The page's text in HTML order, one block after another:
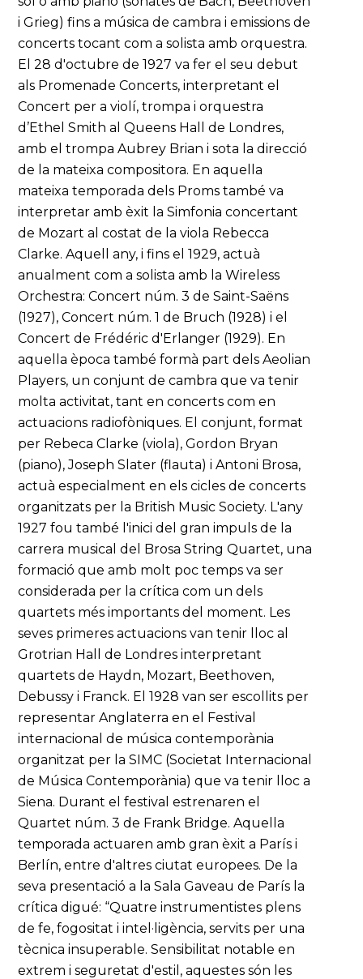
i Grieg) fins a música de cambra i emissions de
concerts tocant com a solista amb orquestra.
El 28 d'octubre de 1927 va fer el seu debut
als Promenade Concerts, interpretant el
Concert per a violí, trompa i orquestra
d’Ethel Smith al Queens Hall de Londres,
amb el trompa Aubrey Brian i sota la direcció
de la mateixa compositora. En aquella
mateixa temporada dels Proms també va
interpretar amb èxit la Simfonia concertant
de Mozart al costat de la viola Rebecca
Clarke. Aquell any, i fins el 1929, actuà
anualment com a solista amb la Wireless
Orchestra: Concert núm. 3 de Saint-Saëns
(1927), Concert núm. 1 de Bruch (1928) i el
Concert de Frédéric d'Erlanger (1929). En
aquella època també formà part dels Aeolian
Players, un conjunt de cambra que va tenir
molta activitat, tant en concerts com en
actuacions radiofòniques. El conjunt, format
per Rebeca Clarke (viola), Gordon Bryan
(piano), Joseph Slater (flauta) i Antoni Brosa,
actuà especialment en els cicles de concerts
organitzats per la British Music Society. L'any
1927 fou també l'inici del gran impuls de la
carrera musical del Brosa String Quartet, una
formació que amb molt poc temps va ser
considerada per la crítica com un dels
quartets més importants del moment. Les
seves primeres actuacions van tenir lloc al
Grotrian Hall de Londres interpretant
quartets de Haydn, Mozart, Beethoven,
Debussy i Franck. El 1928 van ser escollits per
representar Anglaterra en el Festival
internacional de música contemporània
organitzat per la SIMC (Societat Internacional
de Música Contemporània) que va tenir lloc a
Siena. Durant el festival estrenaren el
Quartet núm. 3 de Frank Bridge. Aquella
temporada actuaren amb gran èxit a París i
Berlín, entre d'altres ciutat europees. De la
seva presentació a la Sala Gaveau de París la
crítica digué: “Quatre instrumentistes plens
de fe, fogositat i intel·ligència, servits per una
tècnica insuperable. Sensibilitat notable en
extrem i seguretat d'estil, aquestes són les